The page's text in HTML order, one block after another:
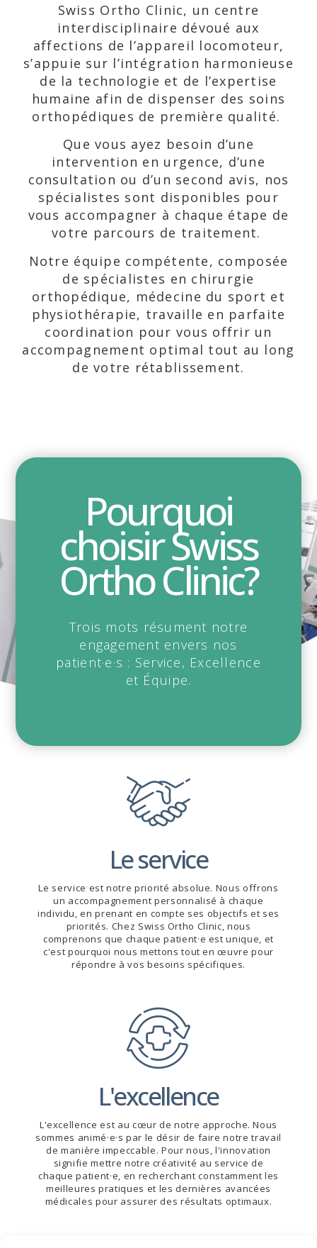
Swiss Ortho Clinic, un centre
interdisciplinaire dévoué aux
affections de l’appareil locomoteur,
s’appuie sur l’intégration harmonieuse
de la technologie et de l’expertise
humaine afin de dispenser des soins
orthopédiques de première qualité.
Que vous ayez besoin d’une
intervention en urgence, d’une
consultation ou d’un second avis, nos
spécialistes sont disponibles pour
vous accompagner à chaque étape de
votre parcours de traitement.
Notre équipe compétente, composée
de spécialistes en chirurgie
orthopédique, médecine du sport et
physiothérapie, travaille en parfaite
coordination pour vous offrir un
accompagnement optimal tout au long
de votre rétablissement.
Pourquoi
choisir Swiss
Ortho Clinic?
Trois mots résument notre
engagement envers nos
patient·e·s : Service, Excellence
et Équipe.
Le service
Le service est notre priorité absolue. Nous offrons
un accompagnement personnalisé à chaque
individu, en prenant en compte ses objectifs et ses
priorités. Chez Swiss Ortho Clinic, nous
comprenons que chaque patient·e est unique, et
c'est pourquoi nous mettons tout en œuvre pour
répondre à vos besoins spécifiques.
L'excellence
L'excellence est au cœur de notre approche. Nous
sommes animé·e·s par le désir de faire notre travail
de manière impeccable. Pour nous, l'innovation
signifie mettre notre créativité au service de
chaque patient·e, en recherchant constamment les
meilleures pratiques et les dernières avancées
médicales pour assurer des résultats optimaux.